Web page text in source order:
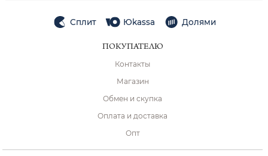
Сплит Юkassa Долями
ПОКУПАТЕЛЮ
Контакты
Магазин
Обмен и скупка
Оплата и доставка
Опт